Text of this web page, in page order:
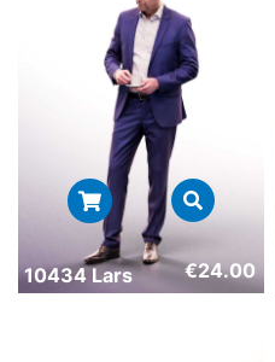
10434 Lars €24.00